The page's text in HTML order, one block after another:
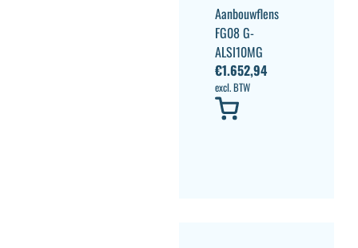
Aanbouwflens
FG08 G-
ALSI10MG
€1.652,94
excl. BTW